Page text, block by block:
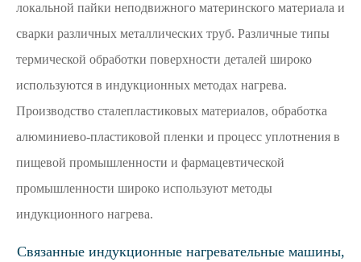
локальной пайки неподвижного материнского материала и
сварки различных металлических труб. Различные типы
термической обработки поверхности деталей широко
используются в индукционных методах нагрева.
Производство сталепластиковых материалов, обработка
алюминиево-пластиковой пленки и процесс уплотнения в
пищевой промышленности и фармацевтической
промышленности широко используют методы
индукционного нагрева.
Связанные индукционные нагревательные машины,